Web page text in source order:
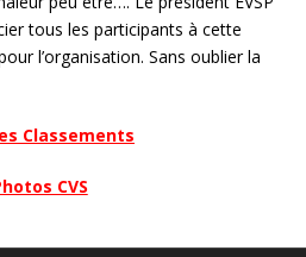
tous les participants à cette
l’organisation. Sans oublier la
Classements
CVS